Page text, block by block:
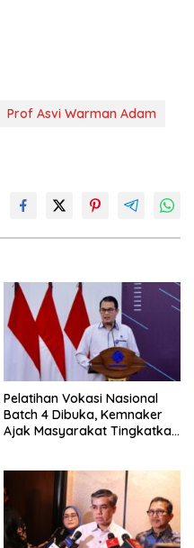
Prof Asvi Warman Adam
Pelatihan Vokasi Nasional
Batch 4 Dibuka, Kemnaker
Ajak Masyarakat Tingkatkan